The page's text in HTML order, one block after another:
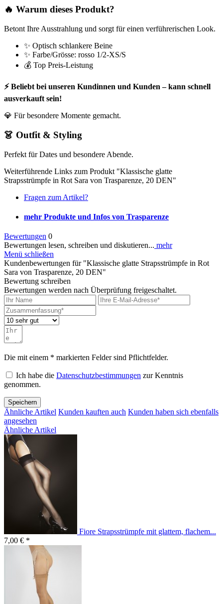
🔥 Warum dieses Produkt?
Betont Ihre Ausstrahlung und sorgt für einen verführerischen Look.
✨ Optisch schlankere Beine
✨ Farbe/Grösse: rosso 1/2-XS/S
💰 Top Preis-Leistung
⚡ Beliebt bei unseren Kundinnen und Kunden – kann schnell
ausverkauft sein!
💎 Für besondere Momente gemacht.
👗 Outfit & Styling
Perfekt für Dates und besondere Abende.
Weiterführende Links zum Produkt "Klassische glatte
Strapsstrümpfe in Rot Sara von Trasparenze, 20 DEN"
Fragen zum Artikel?
mehr Produkte und Infos von Trasparenze
Bewertungen 0
Bewertungen lesen, schreiben und diskutieren... mehr
Menü schließen
Kundenbewertungen für "Klassische glatte Strapsstrümpfe in Rot
Sara von Trasparenze, 20 DEN"
Bewertung schreiben
Bewertungen werden nach Überprüfung freigeschaltet.
Die mit einem * markierten Felder sind Pflichtfelder.
Ich habe die Datenschutzbestimmungen zur Kenntnis
genommen.
Speichern
Ähnliche Artikel Kunden kauften auch Kunden haben sich ebenfalls
angesehen
Ähnliche Artikel
Fiore Strapsstrümpfe mit glattem, flachem...
7,00 € *